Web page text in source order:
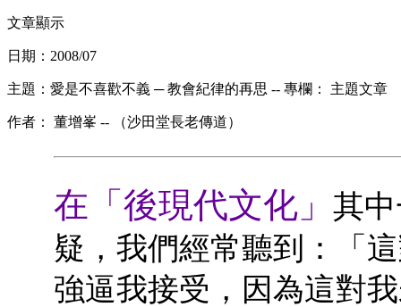
文章顯示
日期：2008/07
主題：愛是不喜歡不義 ─ 教會紀律的再思 -- 專欄： 主題文章
作者： 董增峯 -- （沙田堂長老傳道）
在「後現代文化」 其
疑，我們經常聽到：「
強逼我接受，因為這對